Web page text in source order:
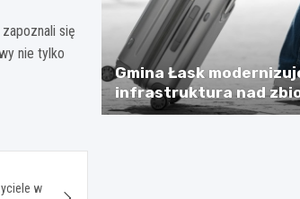
się
nie tylko
w
Gmina Łask
infrastruktura nad